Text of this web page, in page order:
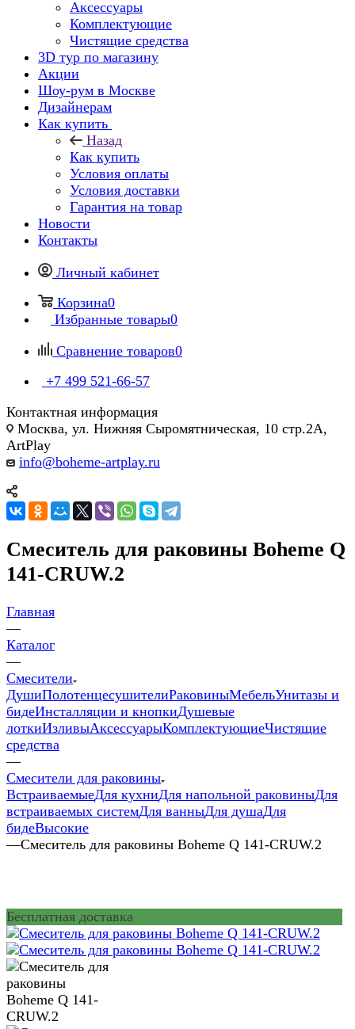
Аксессуары
Комплектующие
Чистящие средства
3D тур по магазину
Акции
Шоу-рум в Москве
Дизайнерам
Как купить
Назад
Как купить
Условия оплаты
Условия доставки
Гарантия на товар
Новости
Контакты
Личный кабинет
Корзина0
Избранные товары0
Сравнение товаров0
+7 499 521-66-57
Контактная информация
Москва, ул. Нижняя Сыромятническая, 10 стр.2А,
ArtPlay
info@boheme-artplay.ru
Смеситель для раковины Boheme Q
141-CRUW.2
Главная
—
Каталог
—
Смесители
ДушиПолотенцесушителиРаковиныМебельУнитазы и
бидеИнсталляции и кнопкиДушевые
лоткиИзливыАксессуарыКомплектующиеЧистящие
средства
—
Смесители для раковины
ВстраиваемыеДля кухниДля напольной раковиныДля
встраиваемых системДля ванныДля душаДля
бидеВысокие
—Смеситель для раковины Boheme Q 141-CRUW.2
Бесплатная доставка